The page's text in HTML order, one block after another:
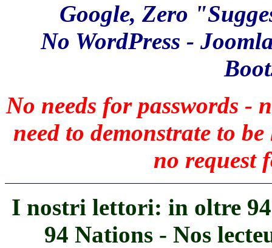
Google, Zero
No WordPress -
No needs for passwords -
need to demonstrate to
no request
I nostri lettori: in oltre
94 Nations - Nos